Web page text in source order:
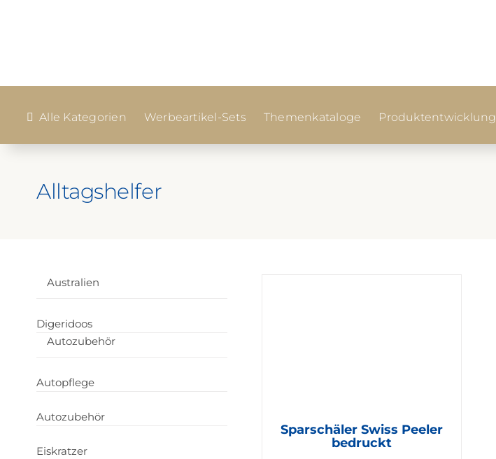
Alle Kategorien Werbeartikel-Sets Themenkataloge Produktentwicklung
Alltagshelfer
Australien
Digeridoos
Autozubehör
Autopflege
Autozubehör
Eiskratzer
Sparschäler Swiss Peeler
bedruckt